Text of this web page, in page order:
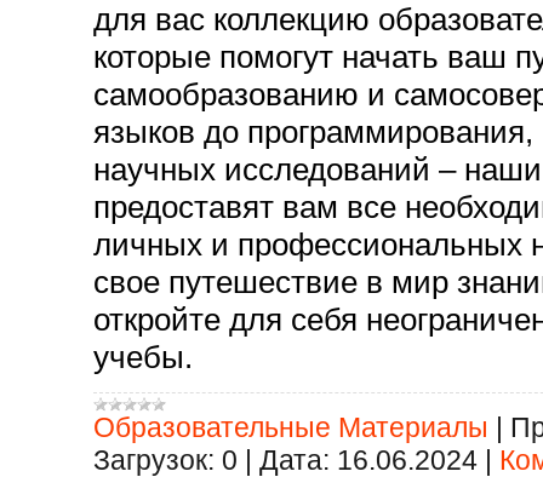
для вас коллекцию
которые помогут начать ваш
самообразованию и
языков до программирования,
научных исследований –
предоставят вам все
личных и профессиональных
свое путешествие в мир
откройте для себя
учебы.
Образовательные Материалы |
Загрузок: 0 | Дата: 16.06.2024 |